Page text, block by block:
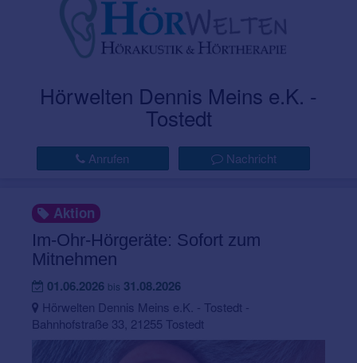
Hörwelten Dennis Meins e.K. -
Tostedt
Anrufen Nachricht
Aktion
Im-Ohr-Hörgeräte: Sofort zum
Mitnehmen
01.06.2026 bis 31.08.2026
Hörwelten Dennis Meins e.K. - Tostedt -
Bahnhofstraße 33, 21255 Tostedt